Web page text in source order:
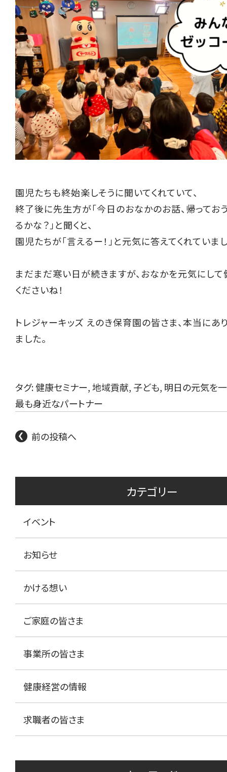
園児たちも終始楽しそうに聞いてくれていて、
終了後に先生方が「今日のおなかのお話、帰ってお
るかな？」と聞くと、
園児たちが「言えるー！」と元気に答えてくれていま
まだまだ寒い日が続きますが、おなかを元気にし
くださいね！
トレジャーキッズ えのき保育園の皆さま、本当にあ
ました。
タグ:健康セミナー,地域貢献, 子ども, 明日の元気を
最も身近なパートナー
前の投稿へ
カテゴリー
イベント
お知らせ
かける想い
ご家庭の皆さま
事業所の皆さま
健康経営の情報
求職者の皆さま